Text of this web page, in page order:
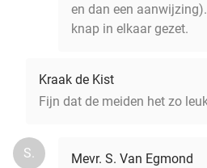
en dan een
knap in elkaar gezet.
Kraak de Kist
Fijn dat de meiden het zo
S.
Mevr. S. Van Egmond